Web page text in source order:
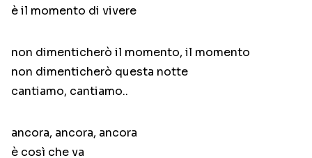
è il momento di vivere
non dimenticherò il momento, il momento
non dimenticherò questa notte
cantiamo, cantiamo..
ancora, ancora, ancora
è così che va